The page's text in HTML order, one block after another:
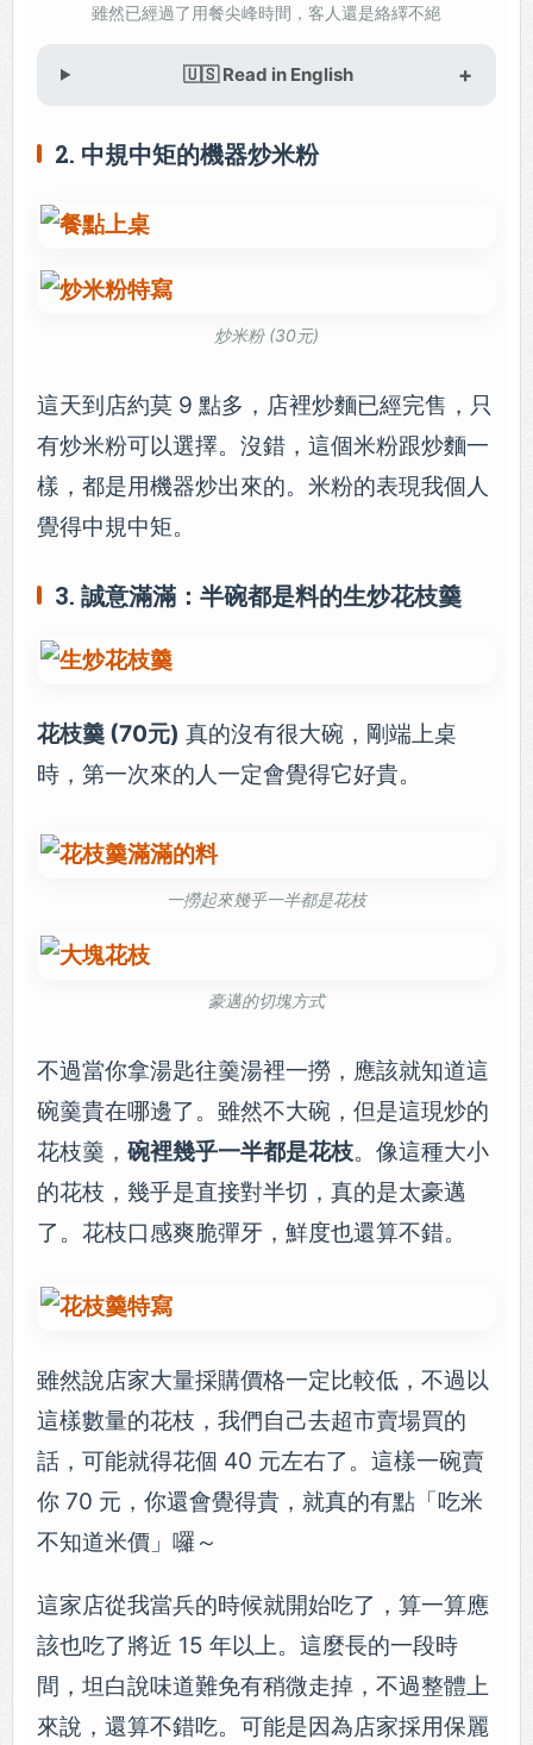
雖然已經過了用餐尖峰時間，客人還是絡繹不絕
🇺🇸 Read in English
2. 中規中矩的機器炒米粉
炒米粉 (30元)
這天到店約莫 9 點多，店裡炒麵已經完售，只
有炒米粉可以選擇。沒錯，這個米粉跟炒麵一
樣，都是用機器炒出來的。米粉的表現我個人
覺得中規中矩。
3. 誠意滿滿：半碗都是料的生炒花枝羹
花枝羹 (70元) 真的沒有很大碗，剛端上桌
時，第一次來的人一定會覺得它好貴。
一撈起來幾乎一半都是花枝
豪邁的切塊方式
不過當你拿湯匙往羹湯裡一撈，應該就知道這
碗羹貴在哪邊了。雖然不大碗，但是這現炒的
花枝羹， 碗裡幾乎一半都是花枝。像這種大小
的花枝，幾乎是直接對半切，真的是太豪邁
了。花枝口感爽脆彈牙，鮮度也還算不錯。
雖然說店家大量採購價格一定比較低，不過以
這樣數量的花枝，我們自己去超市賣場買的
話，可能就得花個 40 元左右了。這樣一碗賣
你 70 元，你還會覺得貴，就真的有點「吃米
不知道米價」囉～
這家店從我當兵的時候就開始吃了，算一算應
該也吃了將近 15 年以上。這麼長的一段時
間，坦白說味道難免有稍微走掉，不過整體上
來說，還算不錯吃。可能是因為店家採用保麗